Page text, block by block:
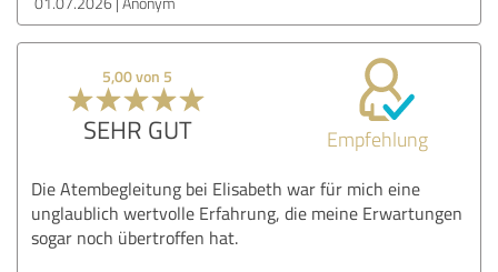
5,00 von 5
SEHR GUT Empfehlung
Die Atembegleitung bei Elisabeth war für mich eine
unglaublich wertvolle Erfahrung, die meine Erwartungen
sogar noch übertroffen hat.